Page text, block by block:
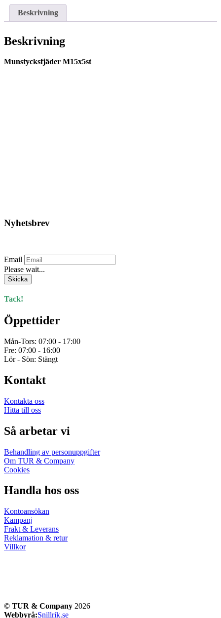
Beskrivning
Beskrivning
Munstycksfjäder M15x5st
Nyhetsbrev
Email
Please wait...
Skicka
Tack!
Öppettider
Mån-Tors: 07:00 - 17:00
Fre: 07:00 - 16:00
Lör - Sön: Stängt
Kontakt
Kontakta oss
Hitta till oss
Så arbetar vi
Behandling av personuppgifter
Om TUR & Company
Cookies
Handla hos oss
Kontoansökan
Kampanj
Frakt & Leverans
Reklamation & retur
Villkor
© TUR & Company 2026
Webbyrå:Snillrik.se